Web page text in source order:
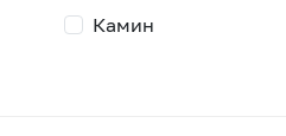
Камин